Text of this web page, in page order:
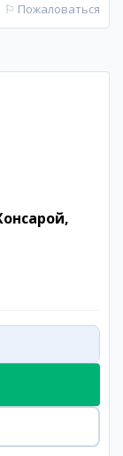
⚐ Пожаловаться